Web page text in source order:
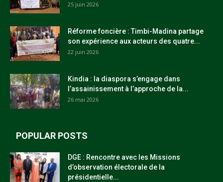
25 juin 2026
Réforme foncière : Timbi-Madina partage
son expérience aux acteurs des quatre...
22 juin 2026
Kindia : la diaspora s’engage dans
l’assainissement à l’approche de la...
26 mai 2026
POPULAR POSTS
DGE : Rencontre avec les Missions
d’observation électorale de la
présidentielle...